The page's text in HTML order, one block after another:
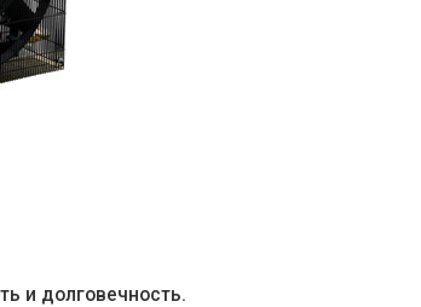
и долговечность.